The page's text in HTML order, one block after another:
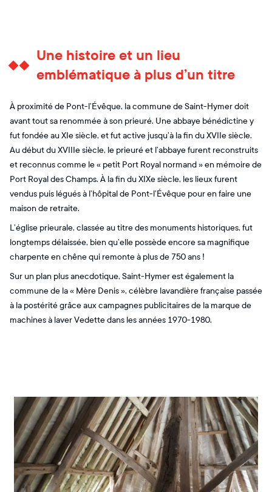
Une histoire et un lieu
emblématique à plus d’un titre
À proximité de Pont-l’Évêque, la commune de Saint-Hymer doit
avant tout sa renommée à son prieuré. Une abbaye bénédictine y
fut fondée au XIe siècle, et fut active jusqu’à la fin du XVIIe siècle.
Au début du XVIIIe siècle, le prieuré et l’abbaye furent reconstruits
et reconnus comme le « petit Port Royal normand » en mémoire de
Port Royal des Champs. À la fin du XIXe siècle, les lieux furent
vendus puis légués à l’hôpital de Pont-l’Évêque pour en faire une
maison de retraite.
L’église prieurale, classée au titre des monuments historiques, fut
longtemps délaissée, bien qu’elle possède encore sa magnifique
charpente en chêne qui remonte à plus de 750 ans !
Sur un plan plus anecdotique, Saint-Hymer est également la
commune de la « Mère Denis », célèbre lavandière française passée
à la postérité grâce aux campagnes publicitaires de la marque de
machines à laver Vedette dans les années 1970-1980.